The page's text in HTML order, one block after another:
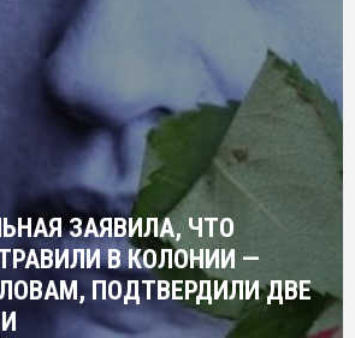
ЗАЯВИЛА, ЧТО
В КОЛОНИИ —
ПОДТВЕРДИЛИ ДВЕ